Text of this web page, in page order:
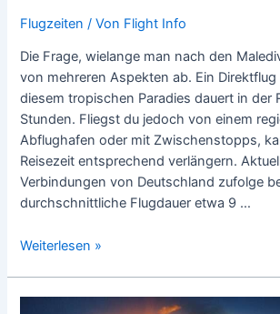
Flugzeiten / Von Flight Info
Die Frage, wielange man nach den
von mehreren Aspekten ab. Ein
diesem tropischen Paradies dauert in der
Stunden. Fliegst du jedoch von einem
Abflughafen oder mit Zwischenstopps,
Reisezeit entsprechend verlängern.
Verbindungen von Deutschland zufolge
durchschnittliche Flugdauer etwa 9 …
Wie
Weiterlesen »